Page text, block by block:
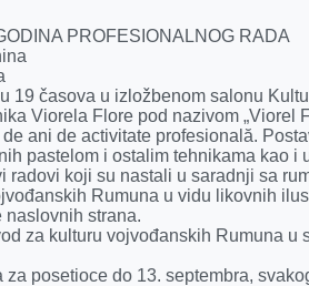
PROFESIONALNOG RADA
19 časova u izložbenom salonu
Viorela Flore pod nazivom „Viorel
ani de activitate profesională.
pastelom i ostalim tehnikama kao i
radovi koji su nastali u saradnji sa
Rumuna u vidu likovnih
naslovnih strana.
za kulturu vojvođanskih Rumuna u
za posetioce do 13. septembra,